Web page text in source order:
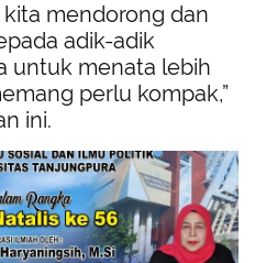
mendorong dan
adik-adik
untuk menata lebih
perlu kompak,”
ini.